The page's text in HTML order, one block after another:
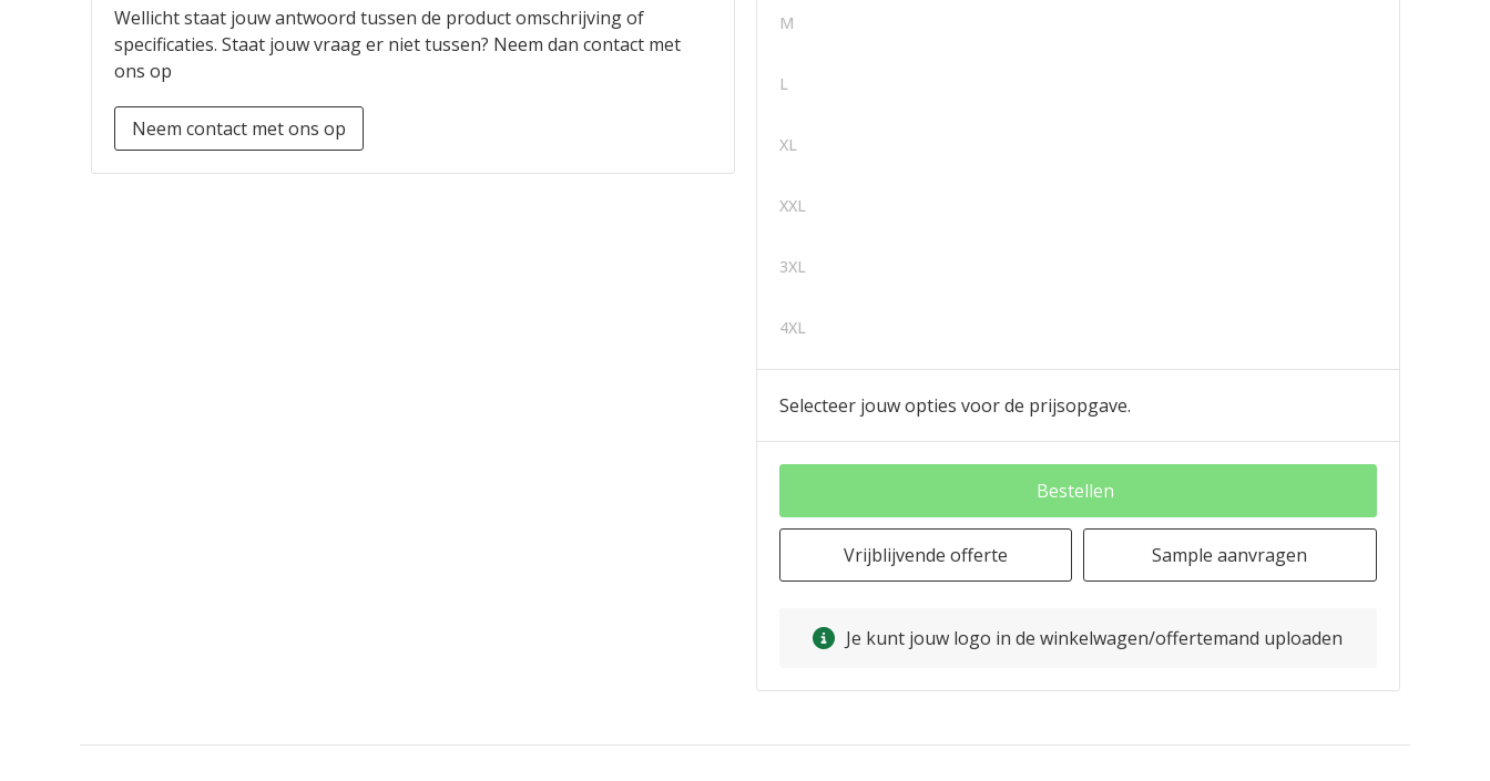
Wellicht staat jouw antwoord tussen de product omschrijving of
specificaties. Staat jouw vraag er niet tussen? Neem dan contact met
ons op
Neem contact met ons op
M
L
XL
XXL
3XL
4XL
Selecteer jouw opties voor de prijsopgave.
Bestellen
Vrijblijvende offerte Sample aanvragen
Je kunt jouw logo in de winkelwagen/offertemand uploaden